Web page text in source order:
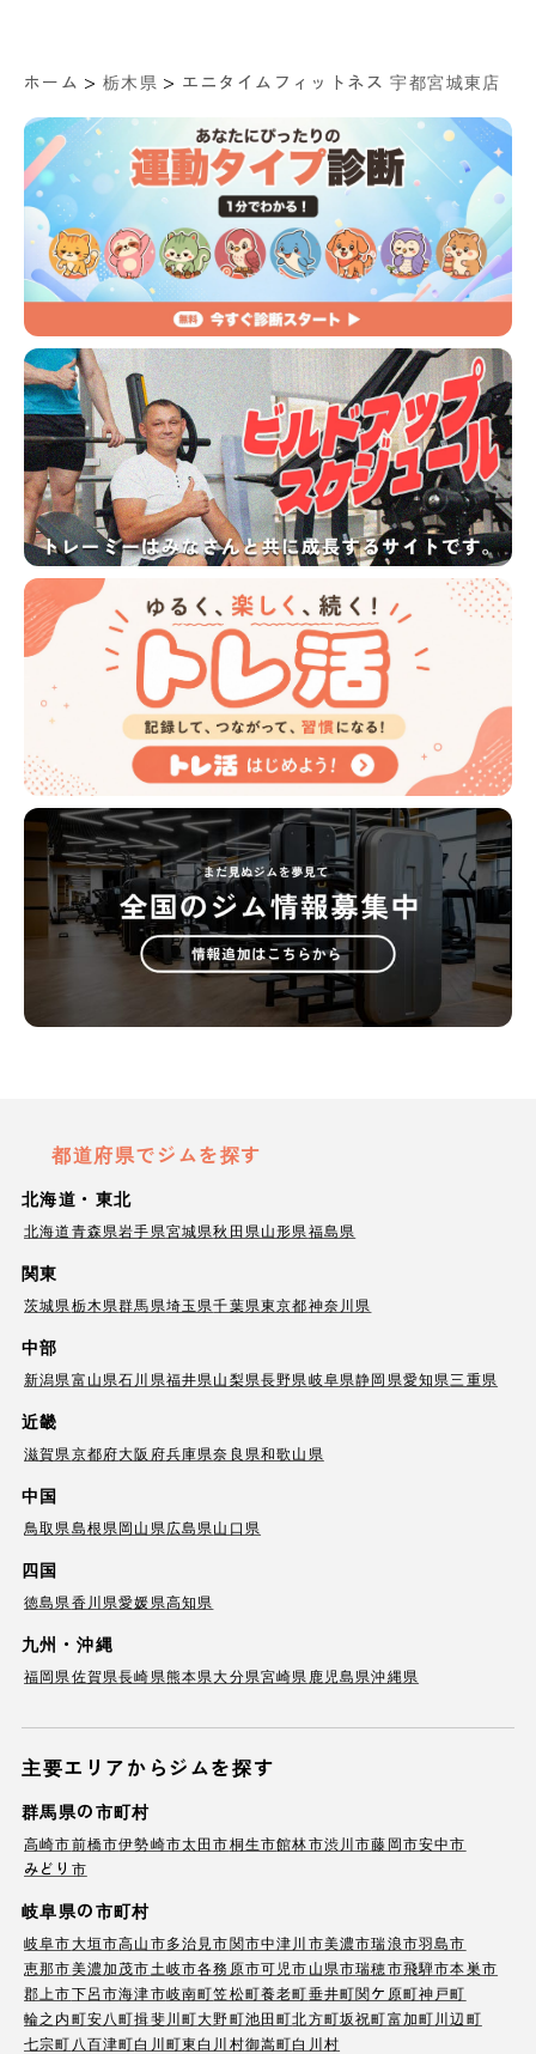
ホーム > 栃木県 > エニタイムフィットネス 宇都宮城東店
都道府県でジムを探す
北海道・東北
北海道青森県岩手県宮城県秋田県山形県福島県
関東
茨城県栃木県群馬県埼玉県千葉県東京都神奈川県
中部
新潟県富山県石川県福井県山梨県長野県岐阜県静岡県愛知県三重県
近畿
滋賀県京都府大阪府兵庫県奈良県和歌山県
中国
鳥取県島根県岡山県広島県山口県
四国
徳島県香川県愛媛県高知県
九州・沖縄
福岡県佐賀県長崎県熊本県大分県宮崎県 鹿児島県沖縄県
主要エリアからジムを探す
群馬県の市町村
高崎市前橋市伊勢崎市太田市桐生市館林市渋川市藤岡市安中市
みどり市
岐阜県の市町村
岐阜市大垣市高山市多治見市関市中津川市美濃市瑞浪市羽島市
恵那市美濃加茂市土岐市各務原市可児市山県市瑞穂市飛騨市本巣市
郡上市下呂市海津市岐南町笠松町養老町垂井町関ケ原町神戸町
輪之内町安八町揖斐川町大野町池田町北方町坂祝町富加町川辺町
七宗町 八百津町白川町東白川村御嵩町白川村